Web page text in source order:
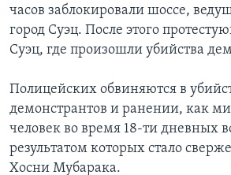
часов заблокировали шоссе,
город Суэц. После этого
Суэц, где произошли убийства
Полицейских обвиняются в
демонстрантов и ранении, как
человек во время 18-ти дневных
результатом которых стало
Хосни Мубарака.